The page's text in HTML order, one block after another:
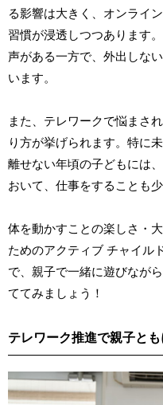
る影響は大きく、オンライ
習慣が浸透しつつあります
声がある一方で、外出しな
います。
また、テレワークで悩まさ
り方が挙げられます。特に
離せない年頃の子どもには
おいて、仕事をすることも
体を動かすことの楽しさ・
ためのアクティブ チャイル
で、親子で一緒に遊びなが
ててみましょう！
テレワーク推進で親子と